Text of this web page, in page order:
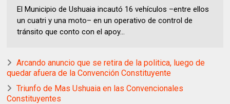
El Municipio de Ushuaia incautó 16 vehículos –entre ellos
un cuatri y una moto– en un operativo de control de
tránsito que conto con el apoy...
Arcando anuncio que se retira de la politica, luego de
quedar afuera de la Convención Constituyente
Triunfo de Mas Ushuaia en las Convencionales
Constituyentes